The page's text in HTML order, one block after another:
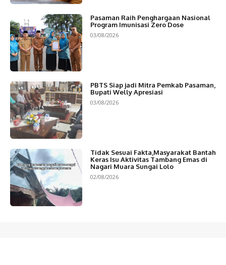
Pasaman Raih Penghargaan Nasional
Program Imunisasi Zero Dose
03/08/2026
PBTS Siap jadi Mitra Pemkab Pasaman,
Bupati Welly Apresiasi
03/08/2026
Tidak Sesuai Fakta,Masyarakat Bantah
Keras Isu Aktivitas Tambang Emas di
Nagari Muara Sungai Lolo
02/08/2026